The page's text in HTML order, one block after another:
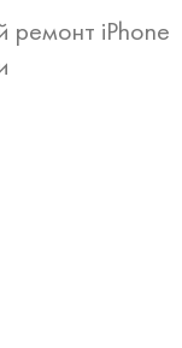
ремонт iPhone